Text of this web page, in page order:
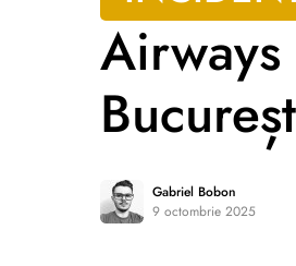
Gabriel Bobon
9 octombrie 2025